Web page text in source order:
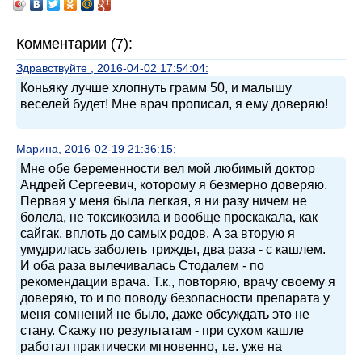
Комментарии (7):
Здравствуйте , 2016-04-02 17:54:04:
Коньяку лучше хлопнуть грамм 50, и малышу
веселей будет! Мне врач прописал, я ему доверяю!
Марина, 2016-02-19 21:36:15:
Мне обе беременности вел мой любимый доктор
Андрей Сергеевич, которому я безмерно доверяю.
Первая у меня была легкая, я ни разу ничем не
болела, не токсикозила и вообще проскакала, как
сайгак, вплоть до самых родов. А за вторую я
умудрилась заболеть трижды, два раза - с кашлем.
И оба раза вылечивалась Стодалем - по
рекомендации врача. Т.к., повторяю, врачу своему я
доверяю, то и по поводу безопасности препарата у
меня сомнений не было, даже обсуждать это не
стану. Скажу по результатам - при сухом кашле
работал практически мгновенно, т.е. уже на